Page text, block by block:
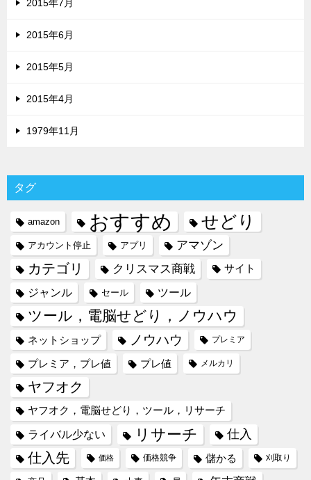
2015年7月
2015年6月
2015年5月
2015年4月
1979年11月
タグ
amazon おすすめ せどり
アカウント停止 アプリ アマゾン
カテゴリ クリスマス商戦 サイト
ジャンル セール ツール
ツール，電脳せどり，ノウハウ
ネットショップ ノウハウ プレミア
プレミア，プレ値 プレ値 メルカリ
ヤフオク
ヤフオク，電脳せどり，ツール，リサーチ
ライバル少ない リサーチ 仕入
仕入先 価格 価格競争 儲かる 刈取り